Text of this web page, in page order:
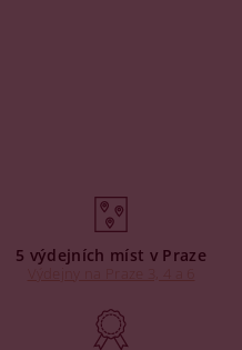
5 výdejních míst v Praze